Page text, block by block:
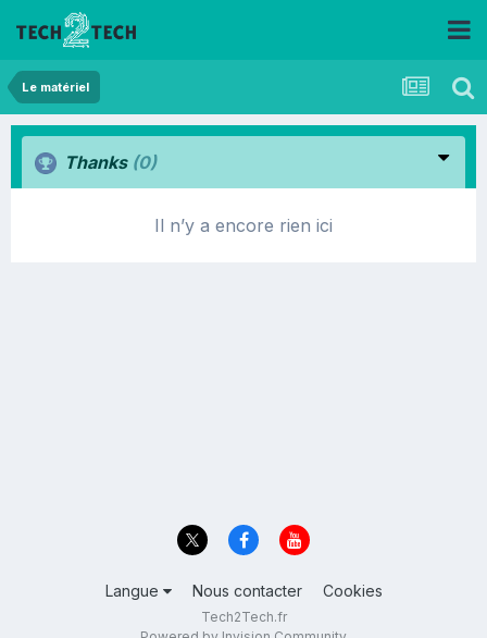
Le matériel
Thanks (0)
Il n’y a encore rien ici
Langue Nous contacter Cookies
Tech2Tech.fr